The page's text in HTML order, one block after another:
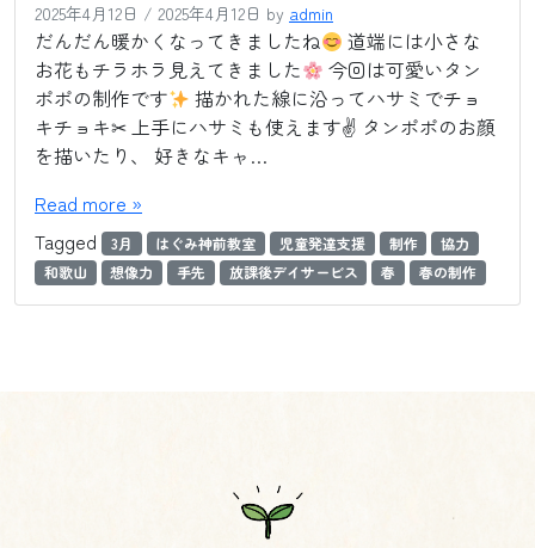
2025年4月12日 / 2025年4月12日 by admin
だんだん暖かくなってきましたね
道端には小さな
お花もチラホラ見えてきました
今回は可愛いタン
ポポの制作です
描かれた線に沿ってハサミでチョ
キチョキ✂ 上手にハサミも使えます✌ タンポポのお顔
を描いたり、 好きなキャ…
Read more »
Tagged
3月 はぐみ神前教室 児童発達支援 制作
協力
和歌山
想像力 手先 放課後デイサービス 春 春の制作